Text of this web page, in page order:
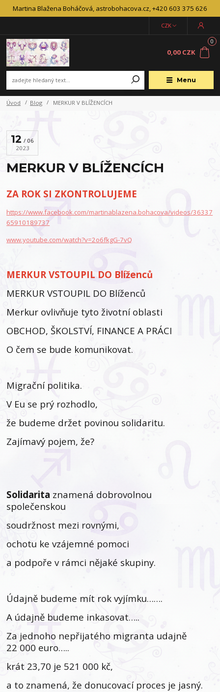
Martina Blažena Boháčová, astrobohacova.cz, +420 603 375 626
Menu
CZK
0
0,00 CZK
Úvod Blog MERKUR V BLÍŽENCÍCH
12
06
2023
MERKUR V BLÍŽENCÍCH
ZA ROK SI ZKONTROLUJEME
https://www.facebook.com/martinablazena.bohacova/videos/36337
65910189737
www.youtube.com/watch?v=2o6fkgG-7vQ
MERKUR VSTOUPIL DO Blíženců
MERKUR VSTOUPIL DO Blíženců
Merkur ovlivňuje tyto životní oblasti
OBCHOD, ŠKOLSTVÍ, FINANCE A PRÁCI
O čem se bude komunikovat.
Migrační politika.
V Eu se prý rozhodlo,
že budeme držet povinou solidaritu.
Zajímavý pojem, že?
Solidarita znamená dobrovolnou
společenskou
soudržnost mezi rovnými,
ochotu ke vzájemné pomoci
a podpoře v rámci nějaké skupiny.
Údajně budeme mít rok vyjímku…….
A údajně budeme inkasovat…..
Za jednoho nepřijatého migranta udajně
22 000 euro…..
krát 23,70 je 521 000 kč,
a to znamená, že donucovací proces je jasný.